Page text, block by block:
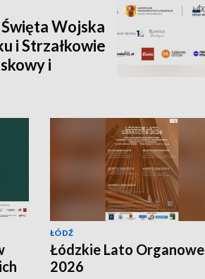
Wojska
i Strzałkowie
i
ŁÓDŹ
Łódzkie Lato Organowe
2026